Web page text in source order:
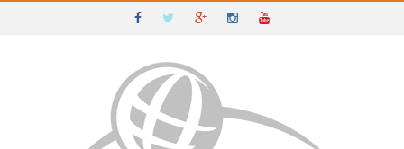
IGUAÍ E SUDOESTE DA BAHIA